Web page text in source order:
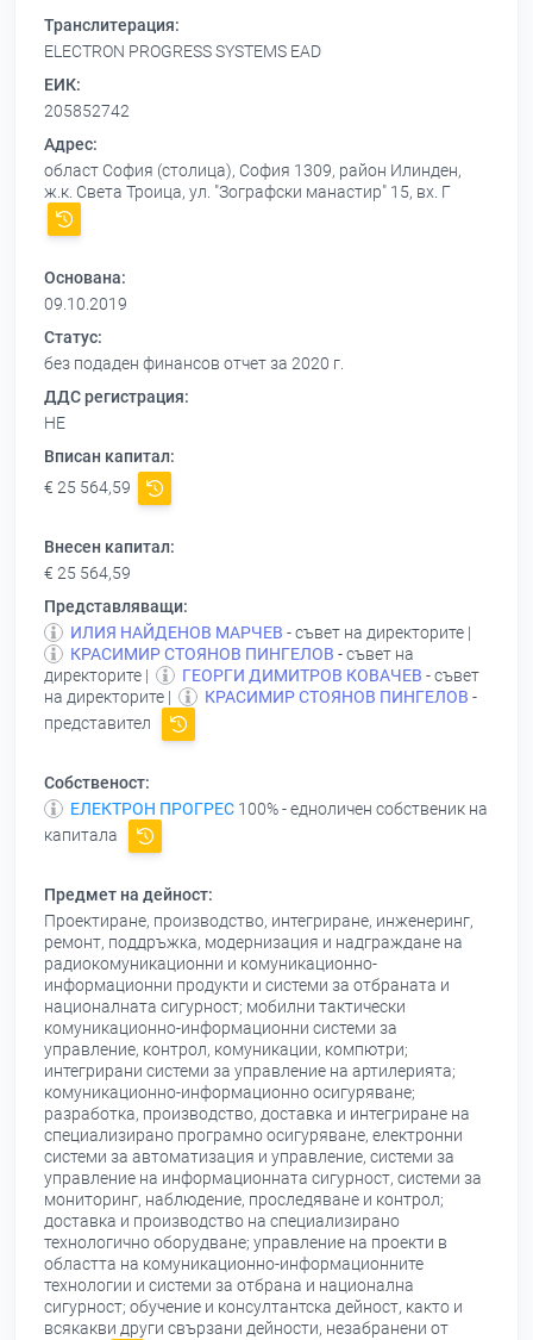
Транслитерация:
ELECTRON PROGRESS SYSTEMS EAD
ЕИК:
205852742
Адрес:
област София (столица), София 1309, район Илинден,
ж.к. Света Троица, ул. "Зографски манастир" 15, вх. Г
Основана:
09.10.2019
Статус:
без подаден финансов отчет за 2020 г.
ДДС регистрация:
НЕ
Вписан капитал:
€ 25 564,59
Внесен капитал:
€ 25 564,59
Представляващи:
ИЛИЯ НАЙДЕНОВ МАРЧЕВ - съвет на директорите |
КРАСИМИР СТОЯНОВ ПИНГЕЛОВ - съвет на
директорите |
ГЕОРГИ ДИМИТРОВ КОВАЧЕВ - съвет
на директорите |
КРАСИМИР СТОЯНОВ ПИНГЕЛОВ -
представител
Собственост:
ЕЛЕКТРОН ПРОГРЕС 100% - едноличен собственик на
капитала
Предмет на дейност:
Проектиране, производство, интегриране, инженеринг,
ремонт, поддръжка, модернизация и надграждане на
радиокомуникационни и комуникационно-
информационни продукти и системи за отбраната и
националната сигурност; мобилни тактически
комуникационно-информационни системи за
управление, контрол, комуникации, компютри;
интегрирани системи за управление на артилерията;
комуникационно-информационно осигуряване;
разработка, производство, доставка и интегриране на
специализирано програмно осигуряване, електронни
системи за автоматизация и управление, системи за
управление на информационната сигурност, системи за
мониторинг, наблюдение, проследяване и контрол;
доставка и производство на специализирано
технологично оборудване; управление на проекти в
областта на комуникационно-информационните
технологии и системи за отбрана и национална
сигурност; обучение и консултантска дейност, както и
всякакви други свързани дейности, незабранени от